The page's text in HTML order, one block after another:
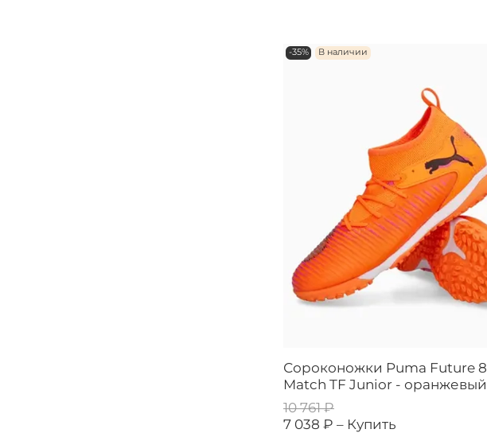
-35% В наличии
Сороконожки Puma Future 8
Match TF Junior - оранжевый
10 761 ₽
7 038 ₽ – Купить